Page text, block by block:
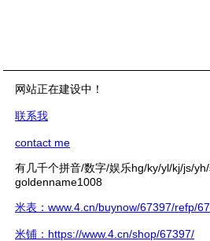
网站正在建设中！
联系我
contact me
有几千个拼音/数字/娱乐hg/ky/yl/kj/js/
goldenname1008
米表：www.4.cn/buynow/67397/refp/
米铺：https://www.4.cn/shop/67397/